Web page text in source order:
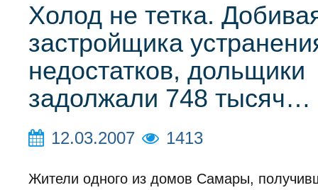
Холод не тетка.
застройщика
недостатков, дольщики
задолжали 748 тысяч…
12.03.2007 1413
Жители одного из домов Самары,